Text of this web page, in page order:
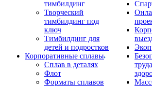
тимбилдинг
Творческий
тимбилдинг под
ключ
Тимбилдинг для
детей и подростков
Корпоративные сплавы
Сплав в деталях
Флот
Форматы сплавов